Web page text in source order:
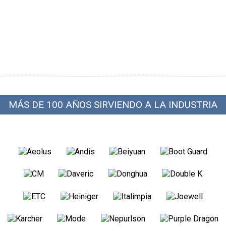
MÁS DE 100 AÑOS SIRVIENDO A LA INDUSTRIA